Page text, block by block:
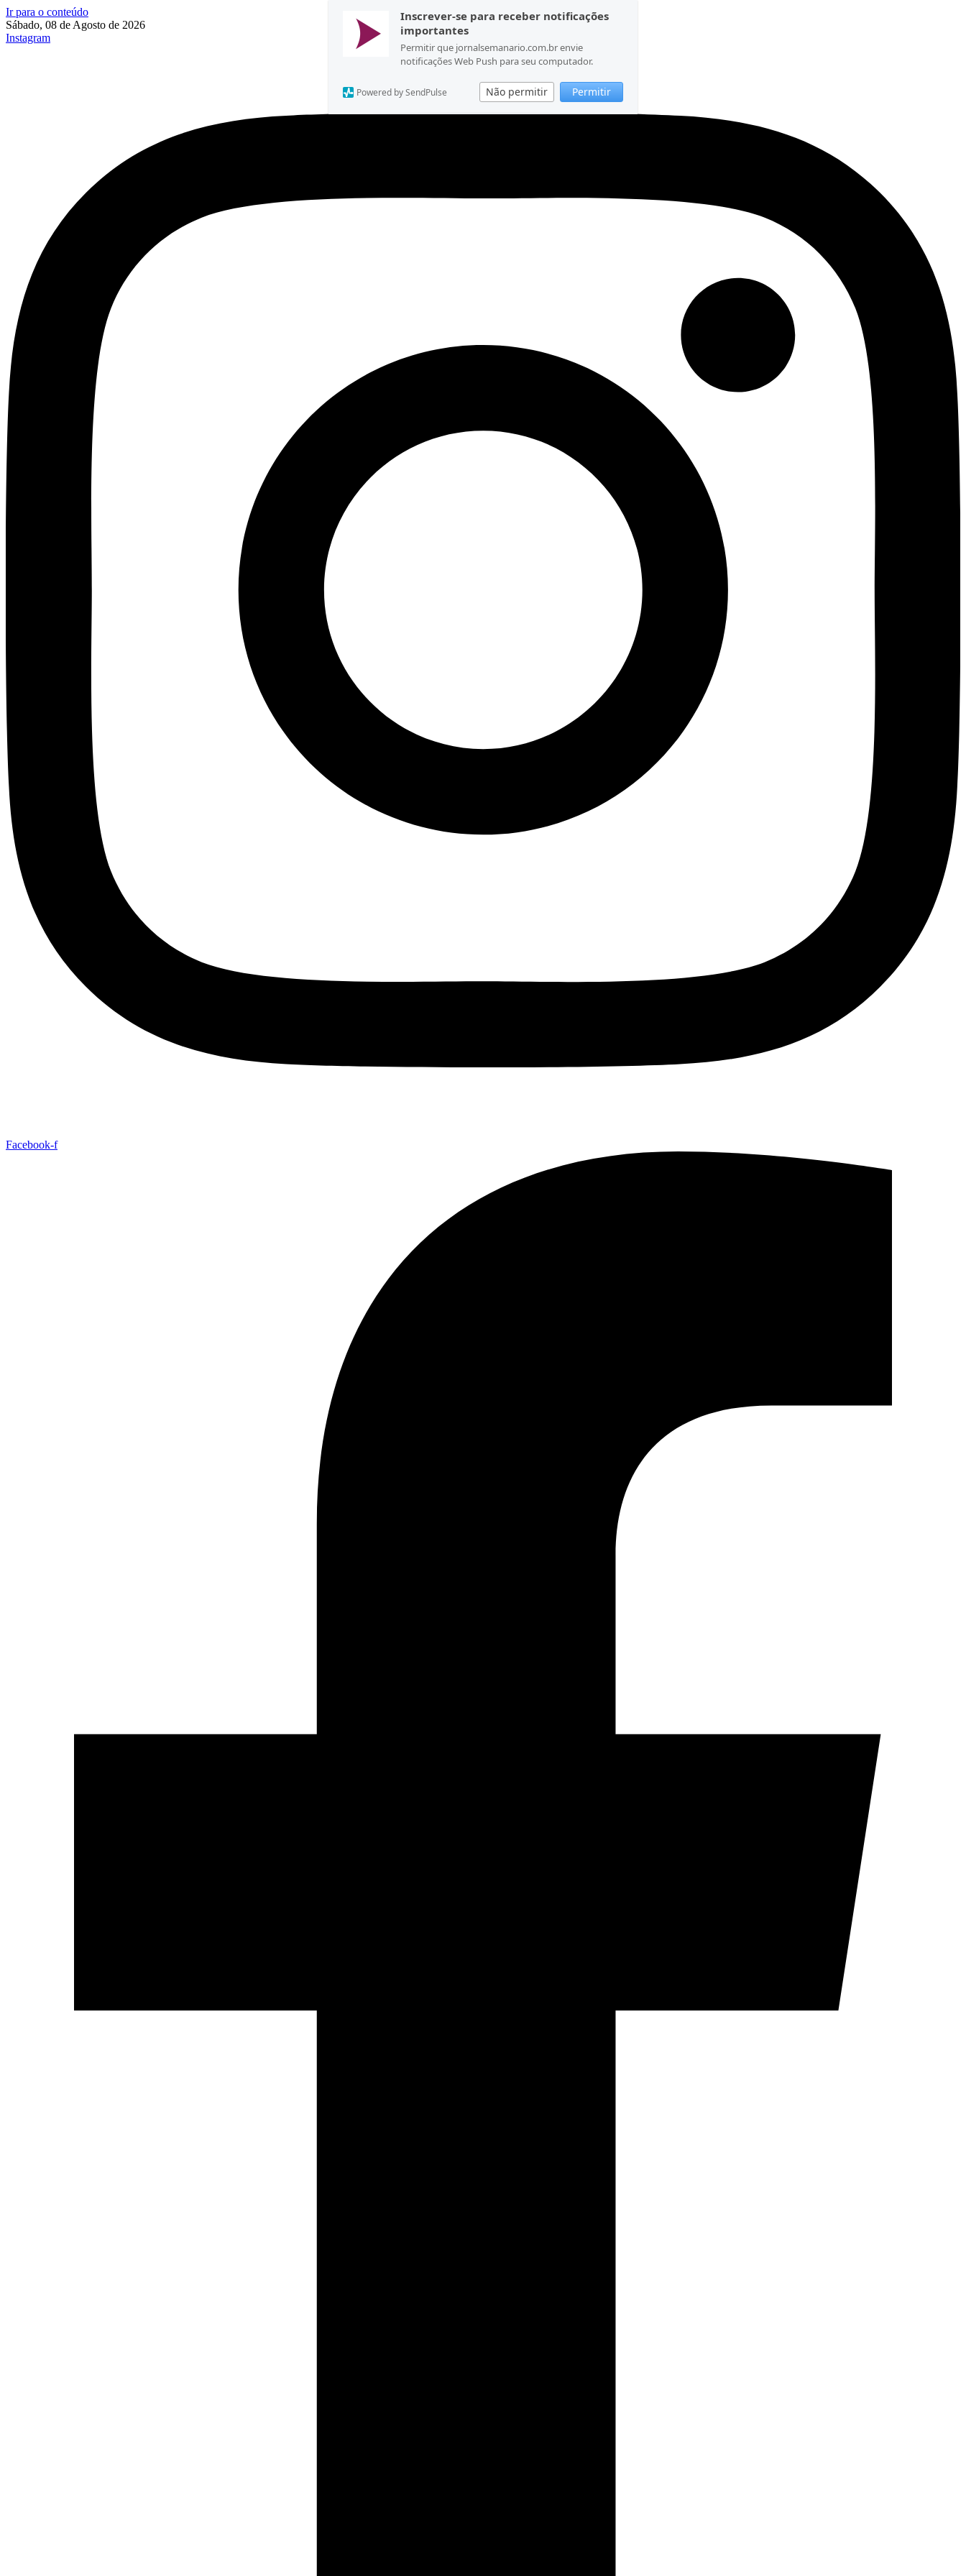
Inscrever-se para receber notificações
importantes
Permitir que jornalsemanario.com.br envie
notificações Web Push para seu computador.
Não permitir Permitir
Powered by SendPulse
Ir para o conteúdo
Sábado, 08 de Agosto de 2026
Instagram
Facebook-f